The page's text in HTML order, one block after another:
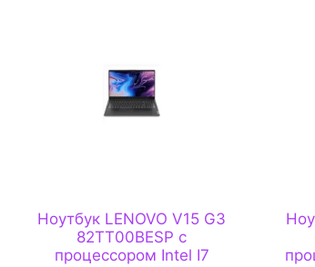
Ноутбук LENOVO V15 G3
82TT00BESP с
процессором Intel I7